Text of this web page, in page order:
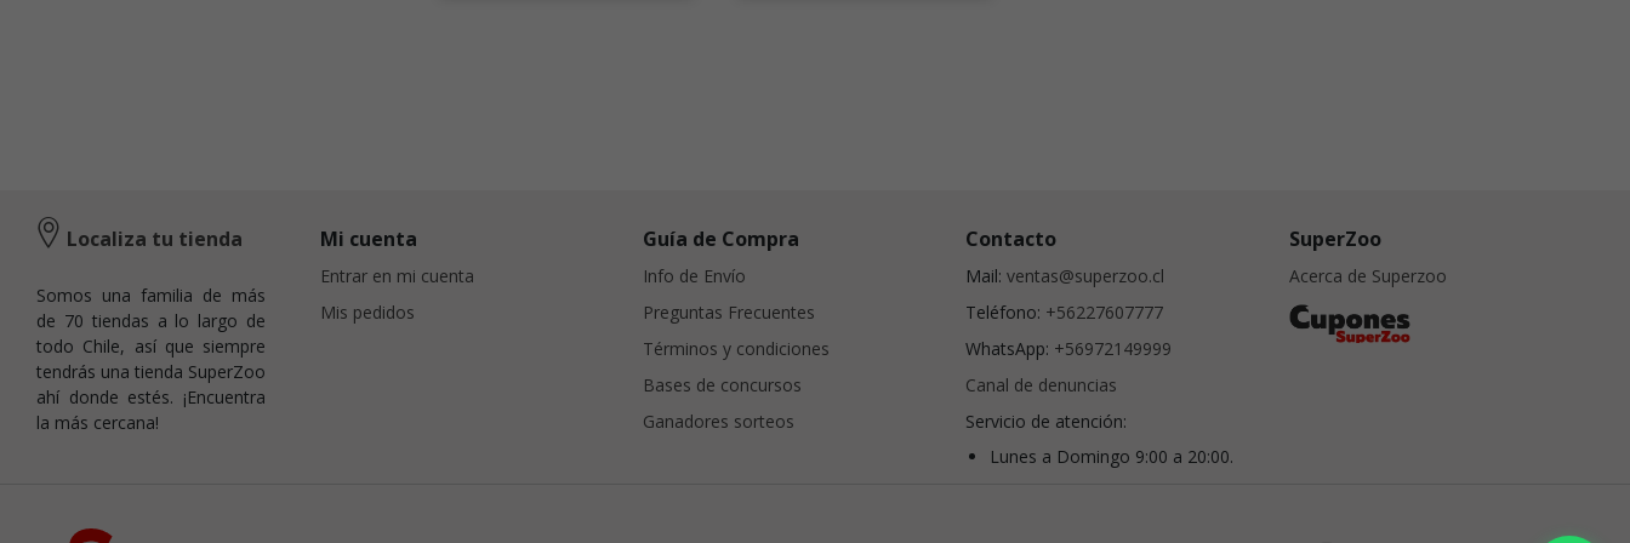
Localiza tu tienda
Somos una familia de más
de 70 tiendas a lo largo de
todo Chile, así que siempre
tendrás una tienda SuperZoo
ahí donde estés. ¡Encuentra
la más cercana!
Mi cuenta
Entrar en mi cuenta
Mis pedidos
Guía de Compra
Info de Envío
Preguntas Frecuentes
Términos y condiciones
Bases de concursos
Ganadores sorteos
Contacto
Mail: ventas@superzoo.cl
Teléfono: +56227607777
WhatsApp: +56972149999
Canal de denuncias
Servicio de atención:
Lunes a Domingo 9:00 a 20:00.
SuperZoo
Acerca de Superzoo